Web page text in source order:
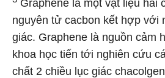
Graphene là một vật liệu hai
nguyên tử cacbon kết hợp với
giác. Graphene là nguồn cảm
khoa học tiến tới nghiên cứu
chất 2 chiều lục giác